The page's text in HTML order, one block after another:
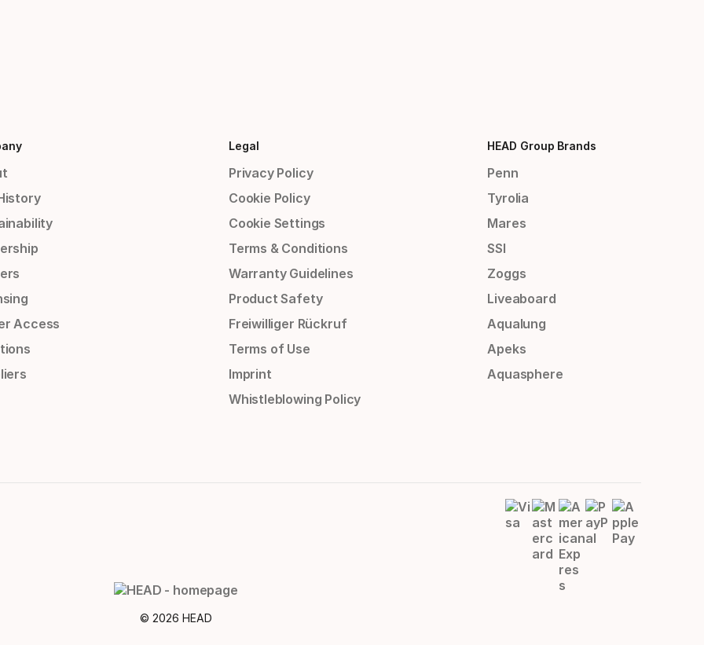
Access
Legal
Privacy Policy
Cookie Policy
Cookie Settings
Terms & Conditions
Warranty Guidelines
Product Safety
Freiwilliger Rückruf
Terms of Use
Imprint
Whistleblowing Policy
HEAD Group Brands
Penn
Tyrolia
Mares
SSI
Zoggs
Liveaboard
Aqualung
Apeks
Aquasphere
© 2026 HEAD